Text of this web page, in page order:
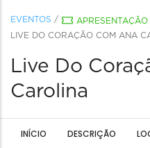
EVENTOS /
LIVE DO CORAÇÃO COM ANA
Live Do
Carolina
INÍCIO DESCRIÇÃO